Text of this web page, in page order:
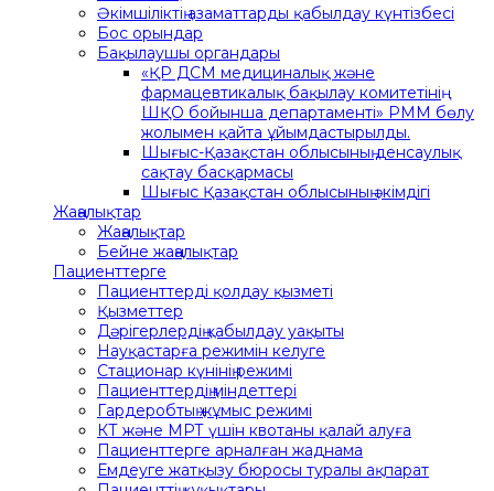
Әкімшіліктің азаматтарды қабылдау күнтізбесі
Бос орындар
Бақылаушы органдары
«ҚР ДСМ медициналық және
фармацевтикалық бақылау комитетінің
ШҚО бойынша департаменті» РММ бөлу
жолымен қайта ұйымдастырылды.
Шығыс-Қазақстан облысының денсаулық
сақтау басқармасы
Шығыс Қазақстан облысының әкімдігі
Жаңалықтар
Жаңалықтар
Бейне жаңалықтар
Пациенттерге
Пациенттерді қолдау қызметі
Қызметтер
Дәрігерлердің қабылдау уақыты
Науқастарға режимін келуге
Стационар күнінің режимі
Пациенттердің міндеттері
Гардеробтың жұмыс режимі
КТ және МРТ үшін квотаны қалай алуға
Пациенттерге арналған жаднама
Емдеуге жатқызу бюросы туралы ақпарат